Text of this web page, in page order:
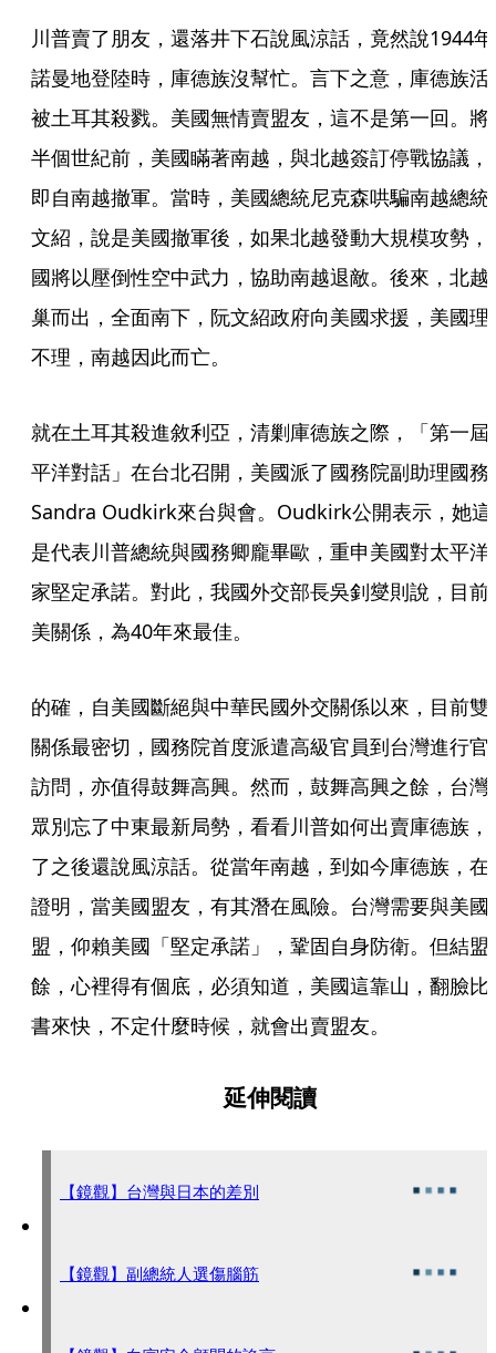
川普賣了朋友，還落井下石說風涼話，竟然說1944年
諾曼地登陸時，庫德族沒幫忙。言下之意，庫德族活
被土耳其殺戮。美國無情賣盟友，這不是第一回。將
半個世紀前，美國瞞著南越，與北越簽訂停戰協議，
即自南越撤軍。當時，美國總統尼克森哄騙南越總統
文紹，說是美國撤軍後，如果北越發動大規模攻勢，
國將以壓倒性空中武力，協助南越退敵。後來，北越
巢而出，全面南下，阮文紹政府向美國求援，美國理
不理，南越因此而亡。
就在土耳其殺進敘利亞，清剿庫德族之際，「第一屆
平洋對話」在台北召開，美國派了國務院副助理國務
Sandra Oudkirk來台與會。Oudkirk公開表示，她這
是代表川普總統與國務卿龐畢歐，重申美國對太平洋
家堅定承諾。對此，我國外交部長吳釗燮則說，目前
美關係，為40年來最佳。
的確，自美國斷絕與中華民國外交關係以來，目前雙
關係最密切，國務院首度派遣高級官員到台灣進行官
訪問，亦值得鼓舞高興。然而，鼓舞高興之餘，台灣
眾別忘了中東最新局勢，看看川普如何出賣庫德族，
了之後還說風涼話。從當年南越，到如今庫德族，在
證明，當美國盟友，有其潛在風險。台灣需要與美國
盟，仰賴美國「堅定承諾」，鞏固自身防衛。但結盟
餘，心裡得有個底，必須知道，美國這靠山，翻臉比
書來快，不定什麼時候，就會出賣盟友。
延伸閱讀
【鏡觀】台灣與日本的差別
【鏡觀】副總統人選傷腦筋